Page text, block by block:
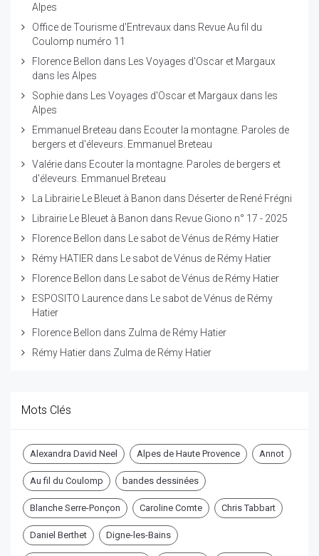
Alpes
Office de Tourisme d'Entrevaux dans Revue Au fil du
Coulomp numéro 11
Florence Bellon dans
Les Voyages d'Oscar et Margaux
dans les Alpes
Sophie dans
Les Voyages d'Oscar et Margaux dans les
Alpes
Emmanuel Breteau dans Ecouter la montagne. Paroles de
bergers et d'éleveurs. Emmanuel Breteau
Valérie dans Ecouter la montagne. Paroles de bergers et
d'éleveurs. Emmanuel Breteau
La Librairie Le Bleuet à Banon dans Déserter de René Frégni
Librairie Le Bleuet à Banon dans Revue Giono n° 17 - 2025
Florence Bellon dans
Le sabot de Vénus de Rémy Hatier
Rémy HATIER dans
Le sabot de Vénus de Rémy Hatier
Florence Bellon dans
Le sabot de Vénus de Rémy Hatier
ESPOSITO Laurence dans
Le sabot de Vénus de Rémy
Hatier
Florence Bellon dans Zulma de Rémy Hatier
Rémy Hatier dans Zulma de Rémy Hatier
Mots Clés
Alexandra David Neel Alpes de Haute Provence Annot
Au fil du Coulomp bandes dessinées
Blanche Serre-Ponçon Caroline Comte Chris Tabbart
Daniel Berthet Digne-les-Bains